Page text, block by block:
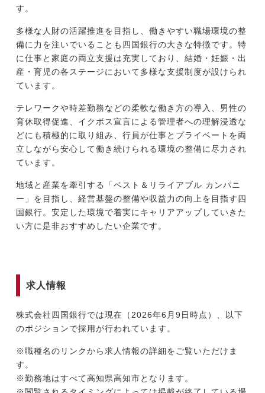
す。
多様な人財の活躍推進を目指し、働きやすい職場環境の整
備に力を注いでいることも四国銀行の大きな特徴です。特
に仕事と家庭の両立支援は充実しており、結婚・妊娠・出
産・育児の各ステージにおいて多様な支援制度が設けられ
ています。
テレワークや時差勤務などの柔軟な働き方の導入、男性の
育休取得促進、イクボス宣言による管理者への理解浸透な
どにも積極的に取り組み、行員が仕事とプライベートを両
立しながら安心して働き続けられる環境の整備に尽力され
ています。
地域と産業を牽引する「ベスト＆リライアブル カンパニ
ー」を目指し、経営基盤の整備や収益力の向上を目指す四
国銀行。安定した環境で着実にキャリアアップしていきた
い方に是非おすすめしたい企業です。
求人情報
株式会社四国銀行では現在（2026年6月9日時点）、以下
のポジションで採用が行われています。
※職種名のリンクから求人情報の詳細をご覧いただけま
す。
※勤務地はすべて高知県高知市となります。